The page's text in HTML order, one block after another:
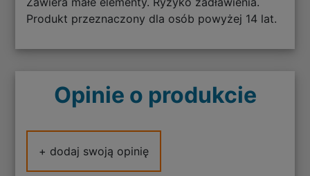
Produkt przeznaczony dla osób powyżej 14 lat.
Opinie o produkcie
+ dodaj swoją opinię